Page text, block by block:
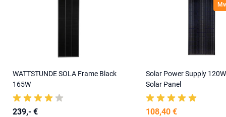
WATTSTUNDE SOLA Frame Black
165W
239,- €
Solar Power Supply
Solar Panel
108,40 €